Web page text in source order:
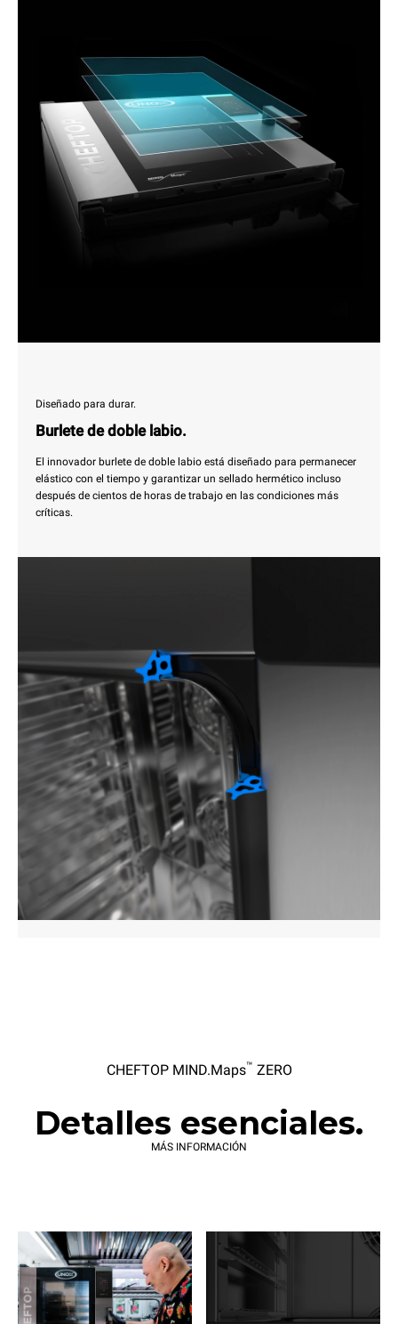
Diseñado para durar.
Burlete de doble labio.
El innovador burlete de doble labio está diseñado para permanecer
elástico con el tiempo y garantizar un sellado hermético incluso
después de cientos de horas de trabajo en las condiciones más
críticas.
CHEFTOP MIND.Maps™ ZERO
Detalles esenciales.
MÁS INFORMACIÓN